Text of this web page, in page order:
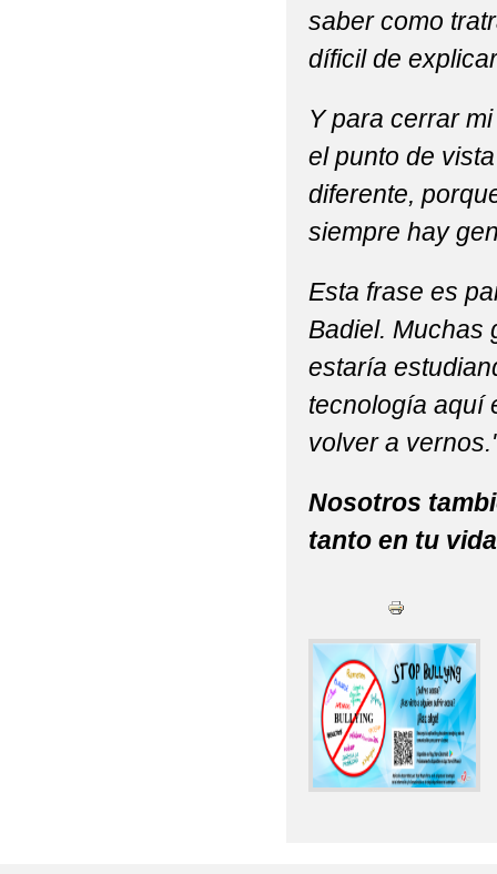
saber como
díficil de
Y para cerrar
el punto de
diferente,
siempre hay
Esta frase es
Badiel. Muchas
estaría
tecnología aquí
volver a
Nosotros
tanto en tu